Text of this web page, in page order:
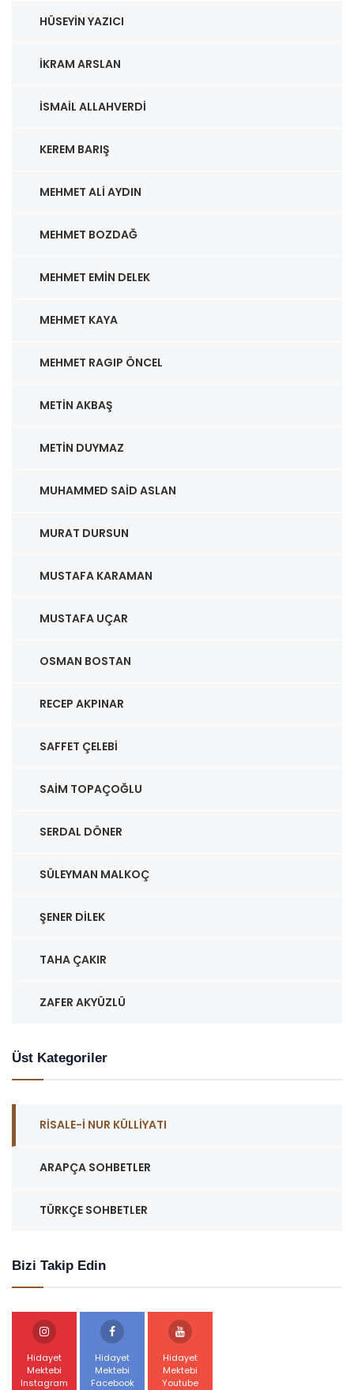
HÜSEYIN YAZICI
İKRAM ARSLAN
İSMAIL ALLAHVERDI
KEREM BARIŞ
MEHMET ALI AYDIN
MEHMET BOZDAĞ
MEHMET EMIN DELEK
MEHMET KAYA
MEHMET RAGIP ÖNCEL
METIN AKBAŞ
METIN DUYMAZ
MUHAMMED SAID ASLAN
MURAT DURSUN
MUSTAFA KARAMAN
MUSTAFA UÇAR
OSMAN BOSTAN
RECEP AKPINAR
SAFFET ÇELEBI
SAIM TOPAÇOĞLU
SERDAL DÖNER
SÜLEYMAN MALKOÇ
ŞENER DILEK
TAHA ÇAKIR
ZAFER AKYÜZLÜ
Üst Kategoriler
RISALE-I NUR KÜLLIYATI
ARAPÇA SOHBETLER
TÜRKÇE SOHBETLER
Bizi Takip Edin
Hidayet
Mektebi
Instagram
Hidayet
Mektebi
Facebook
Hidayet
Mektebi
Youtube